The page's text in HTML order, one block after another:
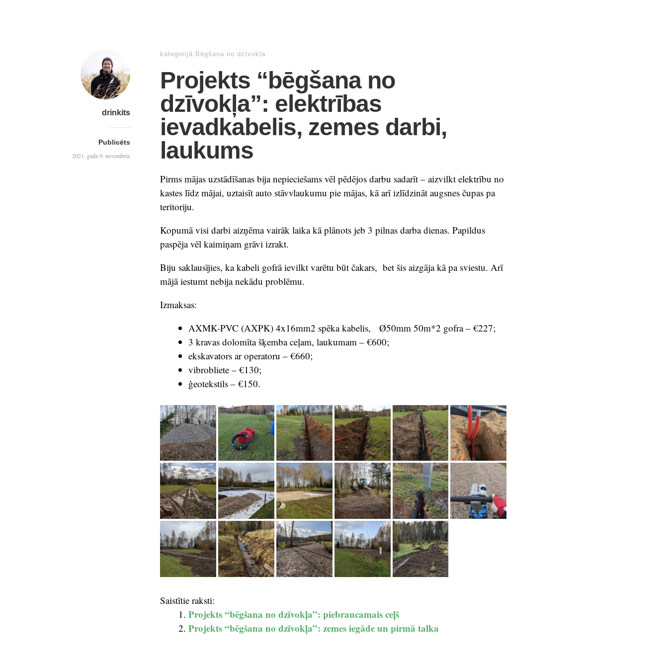
drinkits
Publicēts
2021. gada 9. novembris
kategorijā Bēgšana no dzīvokļa
Projekts “bēgšana no
dzīvokļa”: elektrības
ievadkabelis, zemes darbi,
laukums
Pirms mājas uzstādīšanas bija nepieciešams vēl pēdējos darbu sadarīt – aizvilkt elektrību no
kastes līdz mājai, uztaisīt auto stāvvlaukumu pie mājas, kā arī izlīdzināt augsnes čupas pa
teritoriju.
Kopumā visi darbi aizņēma vairāk laika kā plānots jeb 3 pilnas darba dienas. Papildus
paspēja vēl kaimiņam grāvi izrakt.
Biju saklausījies, ka kabeli gofrā ievilkt varētu būt čakars, bet šis aizgāja kā pa sviestu. Arī
mājā iestumt nebija nekādu problēmu.
Izmaksas:
AXMK-PVC (AXPK) 4x16mm2 spēka kabelis, Ø50mm 50m*2 gofra – €227;
3 kravas dolomīta šķemba ceļam, laukumam – €600;
ekskavators ar operatoru – €660;
vibrobliete – €130;
ģeotekstils – €150.
Saistītie raksti:
Projekts “bēgšana no dzīvokļa”: piebraucamais ceļš
Projekts “bēgšana no dzīvokļa”: zemes iegāde un pirmā talka